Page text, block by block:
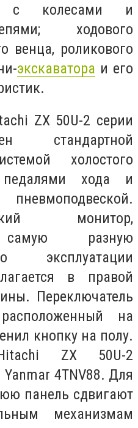
с колесами и
ходового
венца, роликового
экскаватора и его
ZX 50U-2 серии
стандартной
холостого
хода и
монитор,
самую разную
эксплуатации
в правой
Переключатель
на
кнопку на полу.
ZX 50U-2
4TNV88. Для
панель сдвигают
механизмам